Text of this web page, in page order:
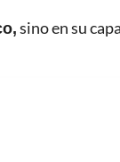
sino en su